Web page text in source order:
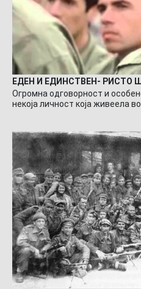
ЕДЕН И ЕДИНСТВЕН- РИСТО
Огромна одговорност и
некоја личност која живеела